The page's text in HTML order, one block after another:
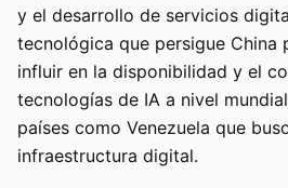
y el desarrollo de servicios
tecnológica que persigue China
influir en la disponibilidad y el
tecnologías de IA a nivel
países como Venezuela que
infraestructura digital.